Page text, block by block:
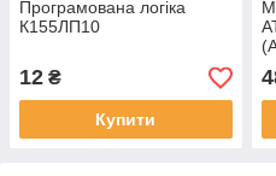
Програмована логіка
К155ЛП10
12 ₴
Купити